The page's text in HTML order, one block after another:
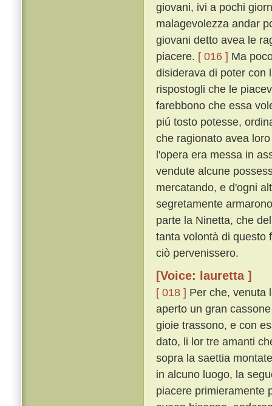
giovani, ivi a pochi
malagevolezza andar
giovani detto avea le
piacere. [ 016 ] Ma
disiderava di poter con
rispostogli che le
farebbono che essa
piú tosto potesse,
che ragionato avea
l'opera era messa in
vendute alcune
mercatando, e d'ogni
segretamente
parte la Ninetta, che
tanta volontà di questo
ciò pervenissero.
[Voice: lauretta ]
[ 018 ] Per che, venuta
aperto un gran
gioie trassono, e con
dato, li lor tre amanti
sopra la saettia
in alcuno luogo, la
piacere primieramente